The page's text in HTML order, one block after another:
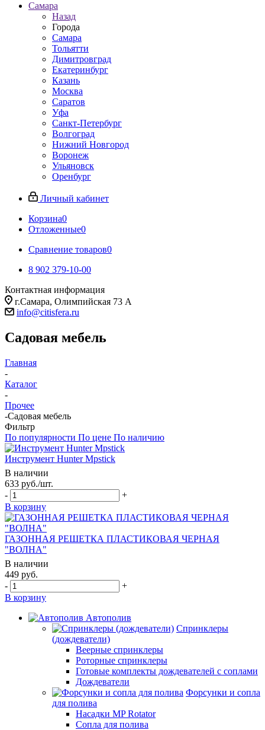
Самара
Назад
Города
Самара
Тольятти
Димитровград
Екатеринбург
Казань
Москва
Саратов
Уфа
Санкт-Петербург
Волгоград
Нижний Новгород
Воронеж
Ульяновск
Оренбург
Личный кабинет
Корзина0
Отложенные0
Сравнение товаров0
8 902 379-10-00
Контактная информация
г.Самара, Олимпийская 73 А
info@citisfera.ru
Садовая мебель
Главная
-
Каталог
-
Прочее
-Садовая мебель
Фильтр
По популярности По цене По наличию
Инструмент Hunter Mpstick
В наличии
633 руб./шт.
-
+
В корзину
ГАЗОННАЯ РЕШЕТКА ПЛАСТИКОВАЯ ЧЕРНАЯ
"ВОЛНА"
В наличии
449 руб.
-
+
В корзину
Автополив
Спринклеры
(дождеватели)
Веерные спринклеры
Роторные спринклеры
Готовые комплекты дождевателей с соплами
Дождеватели
Форсунки и сопла
для полива
Насадки MP Rotator
Сопла для полива